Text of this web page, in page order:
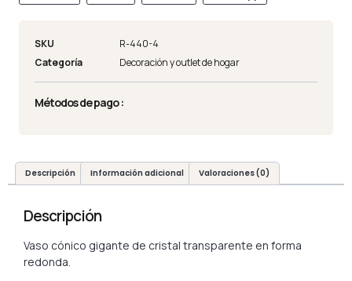
SKU
R-440-4
Categoría
Decoración y outlet de hogar
Métodos de pago :
Descripción Información adicional Valoraciones (0)
Descripción
Vaso cónico gigante de cristal transparente en forma
redonda.